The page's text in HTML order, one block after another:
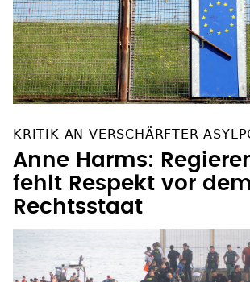
KRITIK AN VERSCHÄRFTER
Anne Harms:
fehlt Respekt vor dem
Rechtsstaat